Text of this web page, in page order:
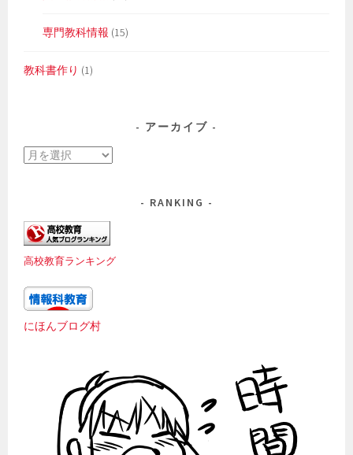
専門教科情報 (15)
教科書作り (1)
アーカイブ
ア
ブ
RANKING
高校教育ランキング
にほんブログ村